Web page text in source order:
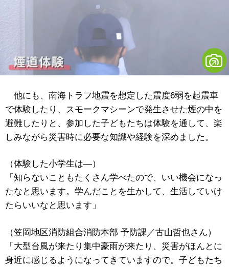
他にも、南海トラフ地震を想定した震度6弱を起震車
で体験したり、スモークマシーンで発生させた煙の中を
避難したりと、参加した子どもたちは体験を通して、楽
しみながら災害時に必要な知識や経験を深めました。
（体験した小学生は―）
「知らないこともたくさん学べたので、いい機会になっ
たなと思います。学んだことを生かして、生活していけ
たらいいなと思います」
（笠岡地区消防組合消防本部 予防課／古山哲也さん）
「大型台風が来たり集中豪雨が来たり、災害がほんとに
身近に感じるようになってきていますので。子どもたち